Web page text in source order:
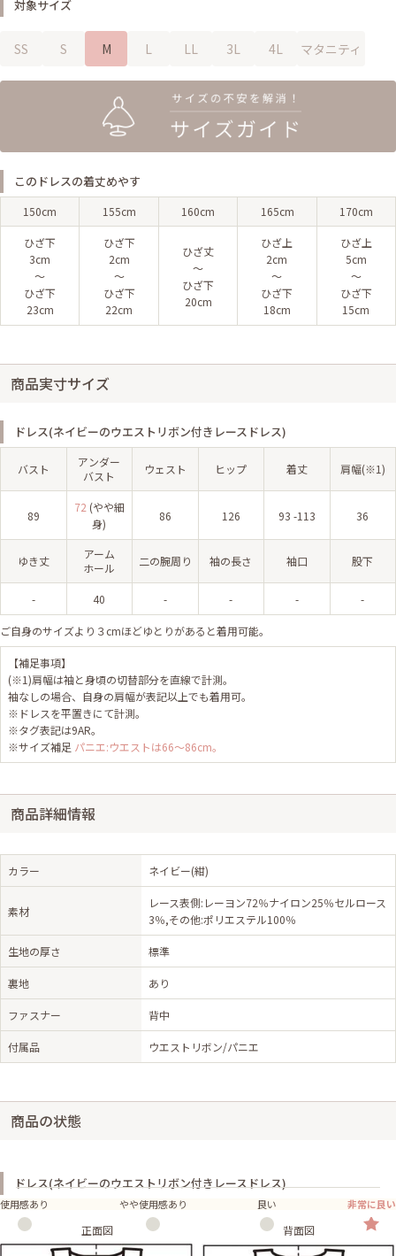
対象サイズ
SS S M L LL 3L 4L マタニティ
このドレスの着丈めやす
150cm 155cm 160cm 165cm 170cm
ひざ下
3cm
〜
ひざ下
23cm
ひざ下
2cm
〜
ひざ下
22cm
ひざ丈
〜
ひざ下
20cm
ひざ上
2cm
〜
ひざ下
18cm
ひざ上
5cm
〜
ひざ下
15cm
商品実寸サイズ
ドレス(ネイビーのウエストリボン付きレースドレス)
バスト
アンダー
バスト
ウェスト ヒップ 着丈 肩幅(※1)
89
72 (やや細
身)
86 126 93 -113 36
ゆき丈
アーム
ホール
二の腕周り 袖の長さ 袖口 股下
- 40 - - - -
ご自身のサイズより３cmほどゆとりがあると着用可能。
【補足事項】
(※1)肩幅は袖と身頃の切替部分を直線で計測。
袖なしの場合、自身の肩幅が表記以上でも着用可。
※ドレスを平置きにて計測。
※タグ表記は9AR。
※サイズ補足 パニエ:ウエストは66～86cm。
商品詳細情報
カラー ネイビー(紺)
素材
レース表側:レーヨン72％ナイロン25％セルロース
3％,その他:ポリエステル100％
生地の厚さ 標準
裏地 あり
ファスナー 背中
付属品 ウエストリボン/パニエ
商品の状態
ドレス(ネイビーのウエストリボン付きレースドレス)
使用感あり やや使用感あり 良い 非常に良い
正面図 背面図